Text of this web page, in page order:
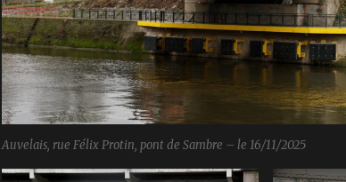
Auvelais, rue Félix Protin, pont de Sambre – le 16/11/2025